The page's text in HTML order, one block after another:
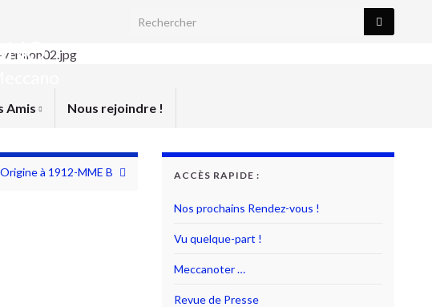
Search for:
Amis Nous rejoindre !
à 1912-MME B ACCÈS RAPIDE :
Nos prochains Rendez-vous !
Vu quelque-part !
Meccanoter …
Revue de Presse